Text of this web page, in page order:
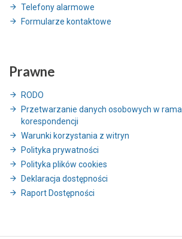
Telefony alarmowe
Formularze kontaktowe
Prawne
RODO
Przetwarzanie danych osobowych w
korespondencji
Warunki korzystania z witryn
Polityka prywatności
Polityka plików cookies
Deklaracja dostępności
Raport Dostępności